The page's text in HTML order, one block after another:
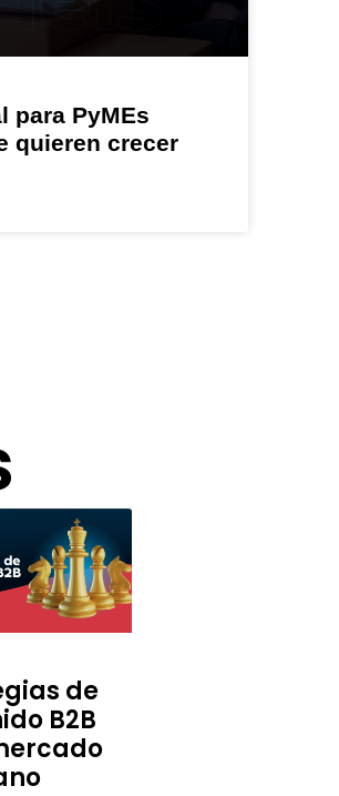
para PyMEs
quieren crecer
de
B2B